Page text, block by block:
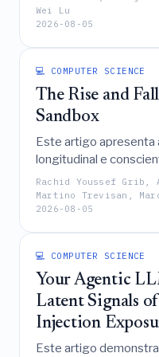
compromisso entre
verificabilidade ao
localizado da
enquanto preserva a
Wei Lu
2026-08-05
💻 COMPUTER SCIENCE
The Rise and
Sandbox
Este artigo apresenta
longitudinal e
Google Privacy
sofreram com uma
limitado ao
aposentadoria
baseada em
sem solução.
Rachid Youssef
Martino Trevisan,
2026-08-05
💻 COMPUTER SCIENCE
Your Agentic
Latent Signals
Injection
Este artigo